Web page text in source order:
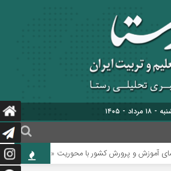
- ۱۴۰۵
و پرورش کشور با محوریت «حماسه همدلی برای